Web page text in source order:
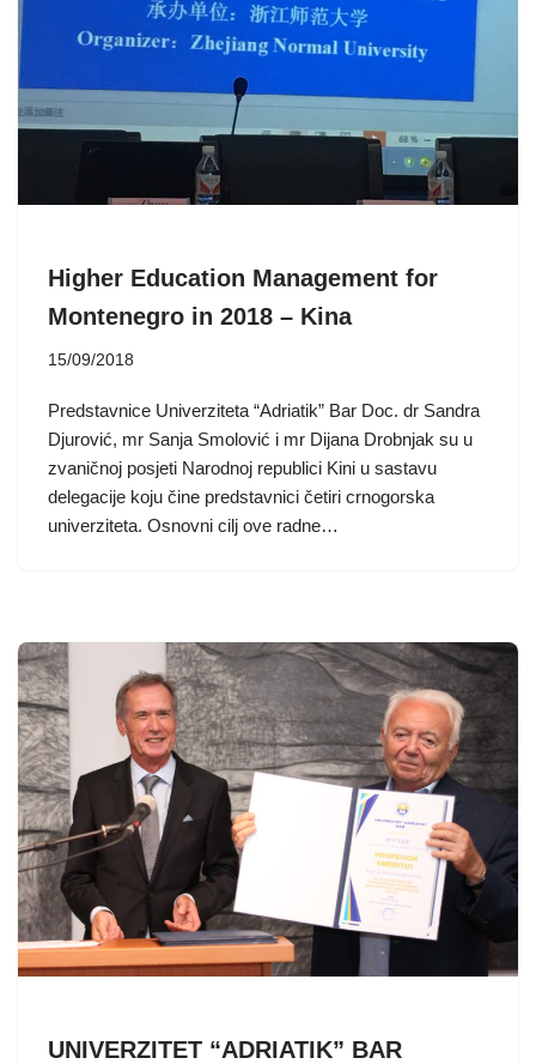
Higher Education Management for
Montenegro in 2018 – Kina
15/09/2018
Predstavnice Univerziteta “Adriatik” Bar Doc. dr Sandra
Djurović, mr Sanja Smolović i mr Dijana Drobnjak su u
zvaničnoj posjeti Narodnoj republici Kini u sastavu
delegacije koju čine predstavnici četiri crnogorska
univerziteta. Osnovni cilj ove radne…
UNIVERZITET “ADRIATIK” BAR